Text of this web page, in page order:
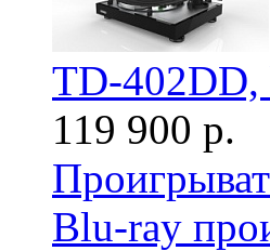
TD-402DD,
119 900 р.
Blu-ray